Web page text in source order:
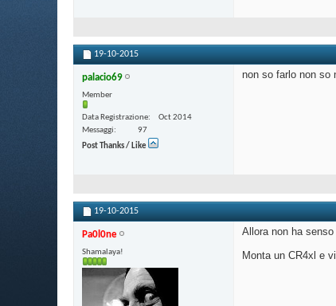
19-10-2015
palacio69
Member
Data Registrazione
Oct 2014
Messaggi
97
Post Thanks / Like
non so farlo non so
19-10-2015
Pa0l0ne
Shamalaya!
Allora non ha
Monta un CR4xl e